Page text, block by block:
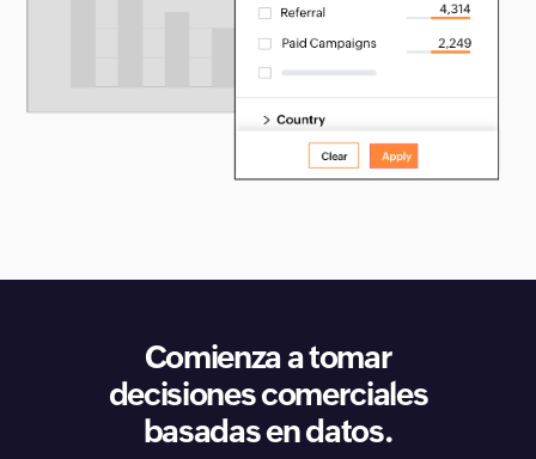
Comienza a tomar
decisiones comerciales
basadas en datos.